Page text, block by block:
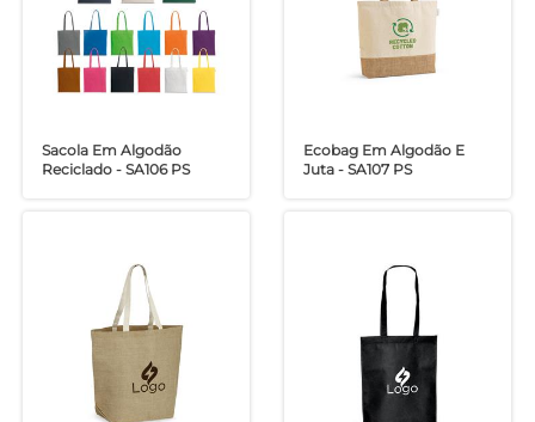
Sacola Em Algodão
Reciclado - SA106 PS
Ecobag Em Algodão E
Juta - SA107 PS